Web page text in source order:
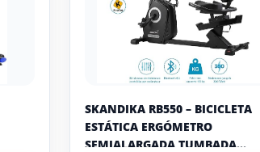
SKANDIKA RB550 – BICICLETA
ESTÁTICA ERGÓMETRO
SEMIALARGADA TUMBADA...